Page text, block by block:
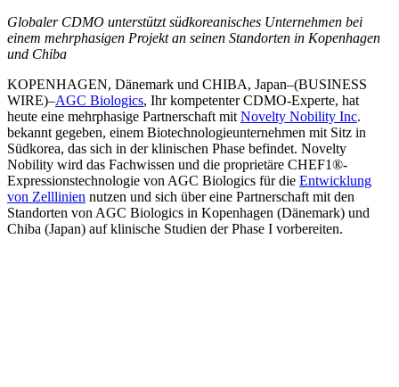
Globaler CDMO unterstützt südkoreanisches Unternehmen bei
einem mehrphasigen Projekt an seinen Standorten in Kopenhagen
und Chiba
KOPENHAGEN, Dänemark und CHIBA, Japan–(BUSINESS
WIRE)–AGC Biologics, Ihr kompetenter CDMO-Experte, hat
heute eine mehrphasige Partnerschaft mit Novelty Nobility Inc.
bekannt gegeben, einem Biotechnologieunternehmen mit Sitz in
Südkorea, das sich in der klinischen Phase befindet. Novelty
Nobility wird das Fachwissen und die proprietäre CHEF1®-
Expressionstechnologie von AGC Biologics für die Entwicklung
von Zelllinien nutzen und sich über eine Partnerschaft mit den
Standorten von AGC Biologics in Kopenhagen (Dänemark) und
Chiba (Japan) auf klinische Studien der Phase I vorbereiten.